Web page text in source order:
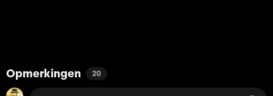
Opmerkingen 20